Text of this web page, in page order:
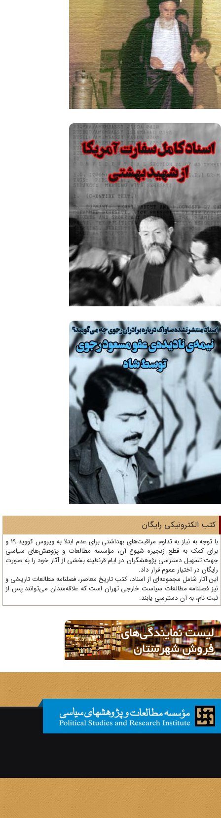
الکترونیکی رایگان
با توجه به نیاز به تداوم مراقبت‌های بهداشتی برای عدم ابتلا به ویروس کووید 19 و
کمک به قطع زنجیره شیوع آن، مؤسسه مطالعات و پژوهش‌های سیاسی
تسهیل دسترسی پژوهشگران در ایام قرنطینه بخشی از آثار خود را به صورت
در اختیار عموم قرار داد.
آثار شامل مجموعه‌ای از اسناد، کتب تاریخ معاصر، فصلنامه‌ مطالعات تاریخی و
فصلنامه مطالعات سیاست خارجی تهران است که علاقه‌مندان می‌توانند پس از
نام، به آن دسترسی یابند.